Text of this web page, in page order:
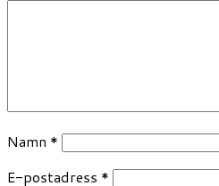
Namn *
E-postadress *